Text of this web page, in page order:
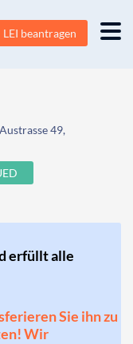
LEI beantragen
49,
erfüllt alle
Sie ihn zu
Wir